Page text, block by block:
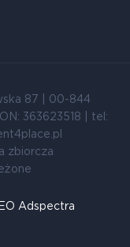
87 | 00-844
363623518 | tel:
zbiorcza
Adspectra